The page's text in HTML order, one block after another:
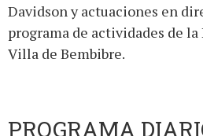
Davidson y actuaciones en
programa de actividades de
Villa de Bembibre.
PROGRAMA